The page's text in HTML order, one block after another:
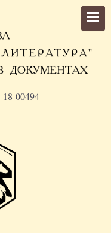
00494